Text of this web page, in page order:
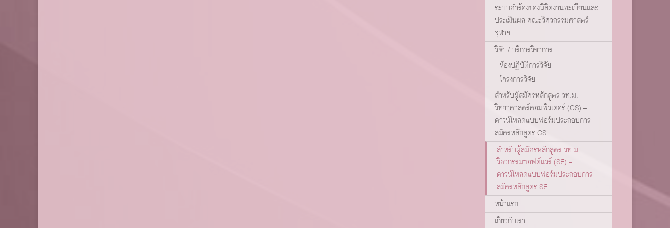
ระบบคำร้องของนิสิตงานทะเบียนและ
ประเมินผล คณะวิศวกรรมศาสตร์
จุฬาฯ
วิจัย / บริการวิชาการ
ห้องปฏิบัติการวิจัย
โครงการวิจัย
สำหรับผู้สมัครหลักสูตร วท.ม.
วิทยาศาสตร์คอมพิวเตอร์ (CS) –
ดาวน์โหลดแบบฟอร์มประกอบการ
สมัครหลักสูตร CS
สำหรับผู้สมัครหลักสูตร วท.ม.
วิศวกรรมซอฟต์แวร์ (SE) –
ดาวน์โหลดแบบฟอร์มประกอบการ
สมัครหลักสูตร SE
หน้าแรก
เกี่ยวกับเรา